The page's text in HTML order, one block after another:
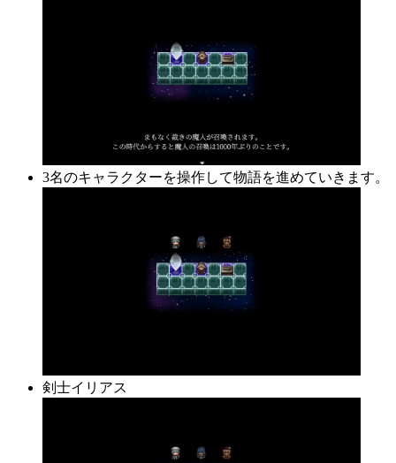
3名のキャラクターを操作して物語を進めていきます。
剣士イリアス